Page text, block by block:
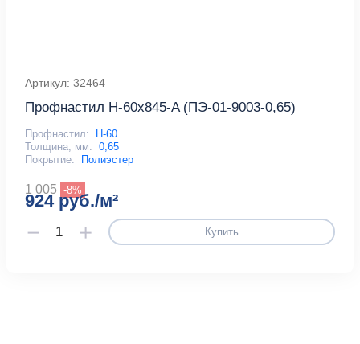
Артикул: 32464
Профнастил Н-60x845-A (ПЭ-01-9003-0,65)
Профнастил:
Н-60
Толщина, мм: 0,65
Покрытие:
Полиэстер
1 005 -8%
924 руб./м²
Купить